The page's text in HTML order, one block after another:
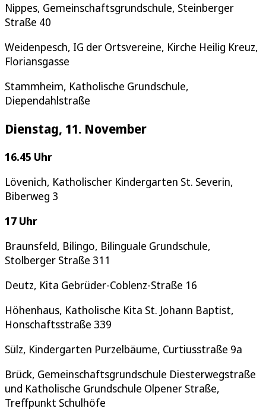
Nippes, Gemeinschaftsgrundschule, Steinberger
Straße 40
Weidenpesch, IG der Ortsvereine, Kirche Heilig Kreuz,
Floriansgasse
Stammheim, Katholische Grundschule,
Diependahlstraße
Dienstag, 11. November
16.45 Uhr
Lövenich, Katholischer Kindergarten St. Severin,
Biberweg 3
17 Uhr
Braunsfeld, Bilingo, Bilinguale Grundschule,
Stolberger Straße 311
Deutz, Kita Gebrüder-Coblenz-Straße 16
Höhenhaus, Katholische Kita St. Johann Baptist,
Honschaftsstraße 339
Sülz, Kindergarten Purzelbäume, Curtiusstraße 9a
Brück, Gemeinschaftsgrundschule Diesterwegstraße
und Katholische Grundschule Olpener Straße,
Treffpunkt Schulhöfe